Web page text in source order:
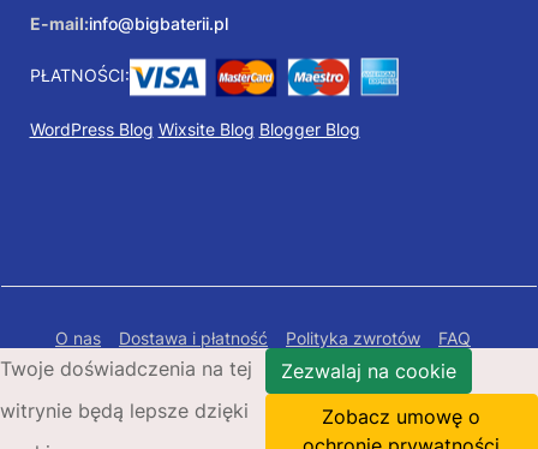
E-mail:info@bigbaterii.pl
PŁATNOŚCI:
WordPress Blog Wixsite Blog Blogger Blog
O nas Dostawa i płatność Polityka zwrotów
FAQ
Polityka prywatności
Mapa Strony
Copyright © 2026 Bigbaterii.pl. Wszelkie prawa
zastrzeżone.
Twoje doświadczenia na tej
witrynie będą lepsze dzięki
Zezwalaj na cookie
Zobacz umowę o